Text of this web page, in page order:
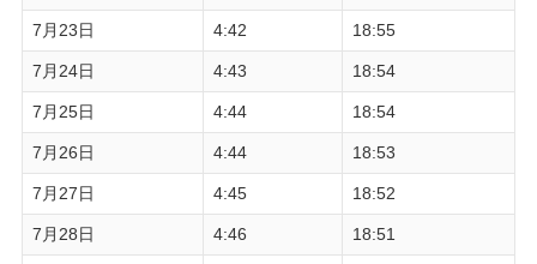
7月23日 4:42 18:55
7月24日 4:43 18:54
7月25日 4:44 18:54
7月26日 4:44 18:53
7月27日 4:45 18:52
7月28日 4:46 18:51